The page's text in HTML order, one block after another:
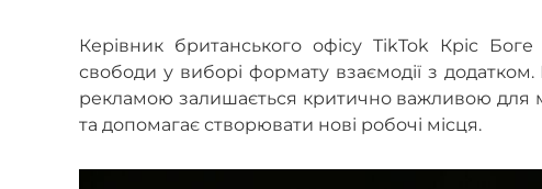
Керівник британського офісу TikTok Кріс
свободи у виборі формату взаємодії з
рекламою залишається критично важливою для
та допомагає створювати нові робочі місця.